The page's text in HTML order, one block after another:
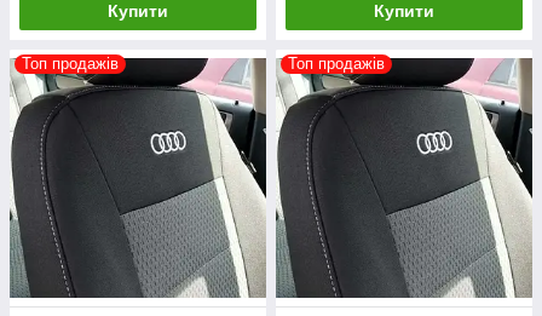
Купити Купити
Топ продажів Топ продажів